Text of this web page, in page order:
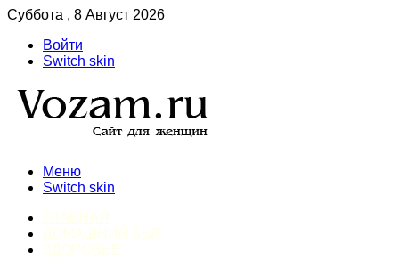
Суббота , 8 Август 2026
Войти
Switch skin
Меню
Switch skin